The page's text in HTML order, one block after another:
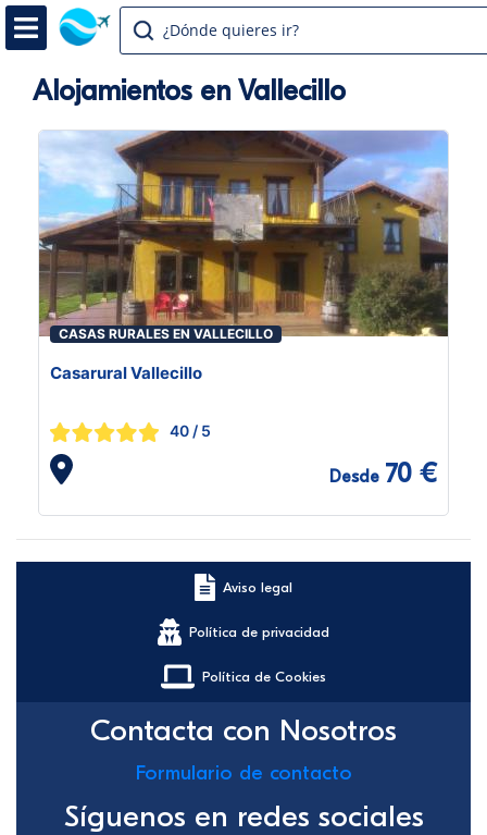
¿Dónde quieres ir?
Alojamientos en Vallecillo
CASAS RURALES EN VALLECILLO
Casarural Vallecillo
40 / 5
Desde 70 €
Aviso legal
Política de privacidad
Política de Cookies
Contacta con Nosotros
Formulario de contacto
Síguenos en redes sociales